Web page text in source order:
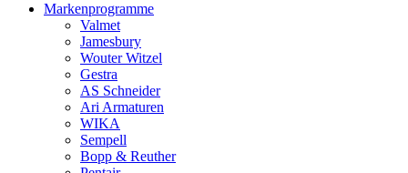
Markenprogramme
Valmet
Jamesbury
Wouter Witzel
Gestra
AS Schneider
Ari Armaturen
WIKA
Sempell
Bopp & Reuther